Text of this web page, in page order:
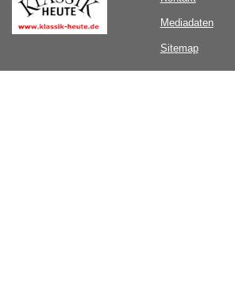
Mediadaten
Sitemap